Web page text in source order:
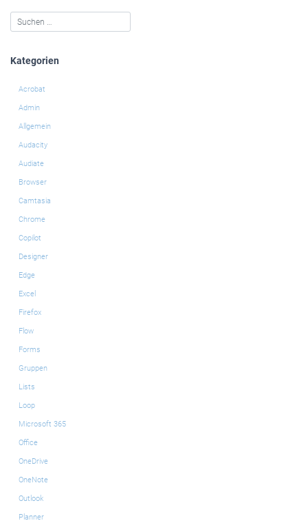
Kategorien
Acrobat
Admin
Allgemein
Audacity
Audiate
Browser
Camtasia
Chrome
Copilot
Designer
Edge
Excel
Firefox
Flow
Forms
Gruppen
Lists
Loop
Microsoft 365
Office
OneDrive
OneNote
Outlook
Planner